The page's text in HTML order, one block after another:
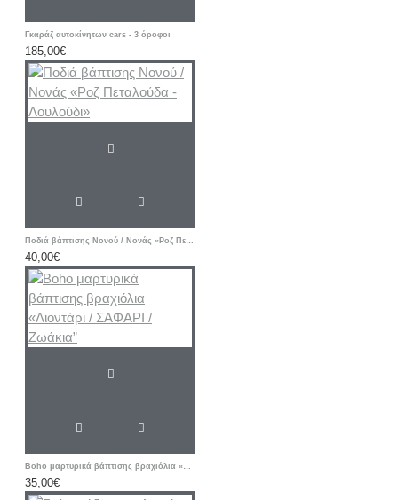
Γκαράζ αυτοκίνητων cars - 3 όροφοι
185,00€
Ποδιά βάπτισης Νονού / Νονάς «Ροζ Πεταλούδα - Λουλούδι»
40,00€
Boho μαρτυρικά βάπτισης βραχιόλια «Λιοντάρι / ΣΑΦΑΡΙ / Ζωάκια”
35,00€